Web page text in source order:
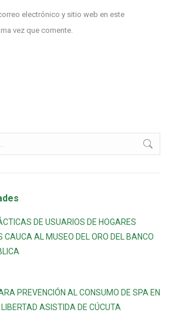
electrónico y sitio web en este
vez que comente.
DE USUARIOS DE HOGARES
CAUCA AL MUSEO DEL ORO DEL BANCO
PREVENCIÓN AL CONSUMO DE SPA EN
ASISTIDA DE CÚCUTA